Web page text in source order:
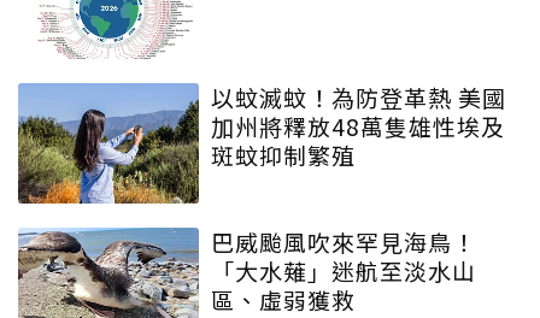
以蚊滅蚊！為防登革熱 美國
加州將釋放48萬隻雄性埃及
斑蚊抑制繁殖
巴威颱風吹來罕見海鳥！
「大水薙」迷航至淡水山
區、虛弱獲救